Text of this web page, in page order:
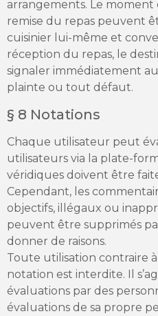
arrangements. Le moment
remise du repas peuvent
cuisinier lui-même et
réception du repas, le
signaler immédiatement
plainte ou tout défaut.
§ 8 Notations
Chaque utilisateur peut
utilisateurs via la plate-
véridiques doivent être
Cependant, les
objectifs, illégaux ou
peuvent être supprimés
donner de raisons.
Toute utilisation contraire
notation est interdite. Il
évaluations par des
évaluations de sa propre